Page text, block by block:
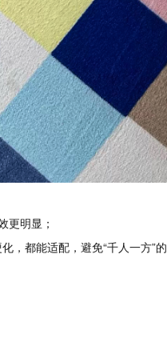
更明显；
，都能适配，避免“千人一方”